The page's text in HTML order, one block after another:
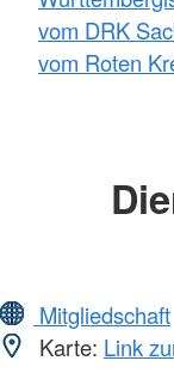
vom DRK
vom Roten
Mitgliedschaft
Karte: Link